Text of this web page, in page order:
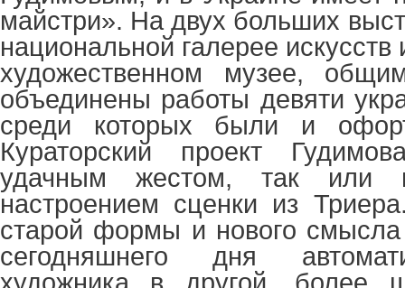
майстри». На двух больших
национальной галерее
художественном музее,
объединены работы девяти
среди которых были и
Кураторский проект
удачным жестом, так или
настроением сценки из
старой формы и нового смысла
сегодняшнего дня